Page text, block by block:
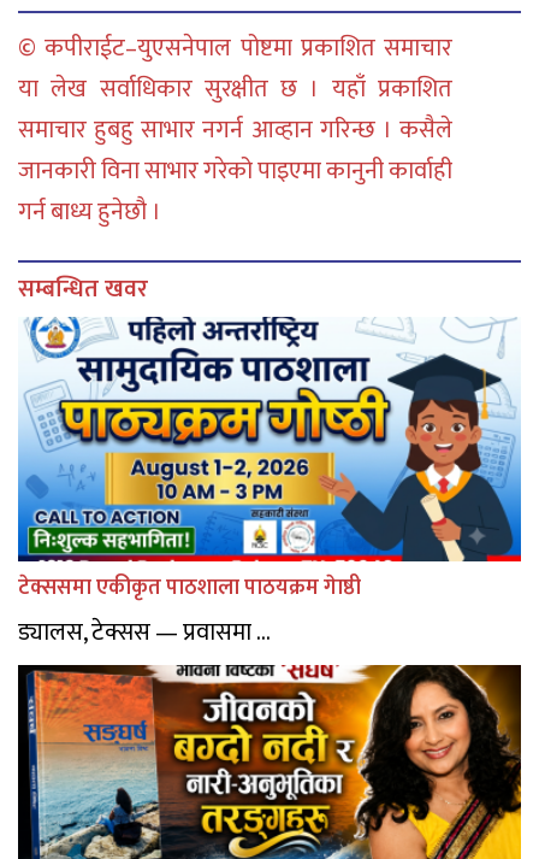
© कपीराईट–युएसनेपाल पोष्टमा प्रकाशित समाचार
या लेख सर्वाधिकार सुरक्षीत छ । यहाँ प्रकाशित
समाचार हुबहु साभार नगर्न आव्हान गरिन्छ । कसैले
जानकारी विना साभार गरेको पाइएमा कानुनी कार्वाही
गर्न बाध्य हुनेछौ ।
सम्बन्धित खवर
टेक्ससमा एकीकृत पाठशाला पाठयक्रम गेाष्ठी
ड्यालस, टेक्सस — प्रवासमा ...